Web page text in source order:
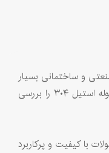
صنعتی و ساختمانی بسیار
مناسب است. شرکت پترو صنعت دژکاوه با تولید و عرضه این نوع از لوله استیل با کیفیت بالا، به مشتریان خود امکان خرید این محصول را فراهم می‌کند. در این راهنما، قیمت و ابعاد مختلف لوله استیل ۳۰۴ را بررسی
با کیفیت و پرکاربرد